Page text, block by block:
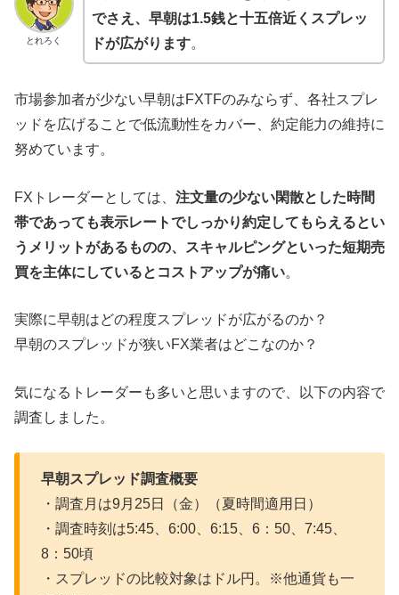
とれろく
でさえ、早朝は1.5銭と十五倍近くスプレッ
ドが広がります。
市場参加者が少ない早朝はFXTFのみならず、各社スプレ
ッドを広げることで低流動性をカバー、約定能力の維持に
努めています。
FXトレーダーとしては、 注文量の少ない閑散とした時間
帯であっても表示レートでしっかり約定してもらえるとい
うメリットがあるものの、スキャルピングといった短期売
買を主体にしているとコストアップが痛い。
実際に早朝はどの程度スプレッドが広がるのか？
早朝のスプレッドが狭いFX業者はどこなのか？
気になるトレーダーも多いと思いますので、以下の内容で
調査しました。
早朝スプレッド調査概要
・調査月は9月25日（金）（夏時間適用日）
・調査時刻は5:45、6:00、6:15、6：50、7:45、
8：50頃
・スプレッドの比較対象はドル円。※他通貨も一